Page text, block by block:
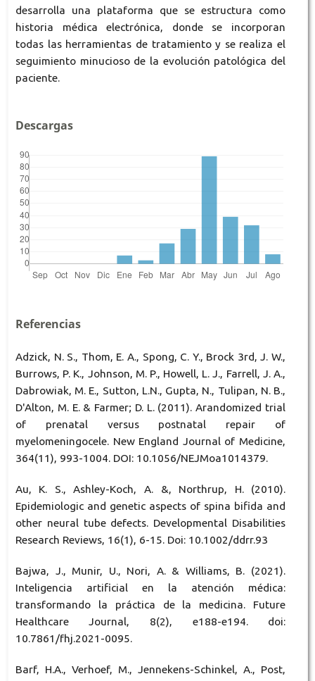
desarrolla una plataforma que se estructura como
historia médica electrónica, donde se incorporan
todas las herramientas de tratamiento y se realiza el
seguimiento minucioso de la evolución patológica del
paciente.
Descargas
Referencias
Adzick, N. S., Thom, E. A., Spong, C. Y., Brock 3rd, J. W.,
Burrows, P. K., Johnson, M. P., Howell, L. J., Farrell, J. A.,
Dabrowiak, M. E., Sutton, L.N., Gupta, N., Tulipan, N. B.,
D'Alton, M. E. & Farmer; D. L. (2011). Arandomized trial
of prenatal versus postnatal repair of
myelomeningocele. New England Journal of Medicine,
364(11), 993-1004. DOI: 10.1056/NEJMoa1014379.
Au, K. S., Ashley-Koch, A. &, Northrup, H. (2010).
Epidemiologic and genetic aspects of spina bifida and
other neural tube defects. Developmental Disabilities
Research Reviews, 16(1), 6-15. Doi: 10.1002/ddrr.93
Bajwa, J., Munir, U., Nori, A. & Williams, B. (2021).
Inteligencia artificial en la atención médica:
transformando la práctica de la medicina. Future
Healthcare Journal, 8(2), e188-e194. doi:
10.7861/fhj.2021-0095.
Barf, H.A., Verhoef, M., Jennekens-Schinkel, A., Post,